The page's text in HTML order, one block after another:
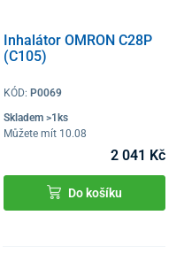
Inhalátor OMRON C28P
(C105)
KÓD: P0069
Skladem >1ks
Můžete mít 10.08
2 041 Kč
Do košíku